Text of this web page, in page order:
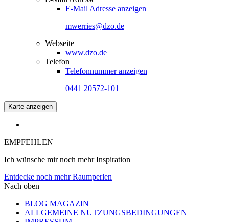
E-Mail Adresse anzeigen
mwerries@dzo.de
Webseite
www.dzo.de
Telefon
Telefonnummer anzeigen
0441 20572-101
Karte anzeigen
EMPFEHLEN
Ich wünsche mir noch mehr Inspiration
Entdecke noch mehr Raumperlen
Nach oben
BLOG MAGAZIN
ALLGEMEINE NUTZUNGSBEDINGUNGEN